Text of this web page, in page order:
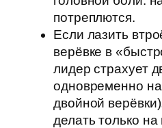
потреплются.
Если лазить
верёвке в
лидер страхует
одновременно
двойной
делать только